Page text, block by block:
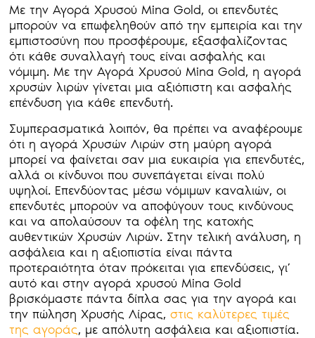
Με την Αγορά Χρυσού Mina Gold, οι επενδυτές
μπορούν να επωφεληθούν από την εμπειρία και την
εμπιστοσύνη που προσφέρουμε, εξασφαλίζοντας
ότι κάθε συναλλαγή τους είναι ασφαλής και
νόμιμη. Με την Αγορά Χρυσού Mina Gold, η αγορά
χρυσών λιρών γίνεται μια αξιόπιστη και ασφαλής
επένδυση για κάθε επενδυτή.
Συμπερασματικά λοιπόν, θα πρέπει να αναφέρουμε
ότι η αγορά Χρυσών Λιρών στη μαύρη αγορά
μπορεί να φαίνεται σαν μια ευκαιρία για επενδυτές,
αλλά οι κίνδυνοι που συνεπάγεται είναι πολύ
υψηλοί. Επενδύοντας μέσω νόμιμων καναλιών, οι
επενδυτές μπορούν να αποφύγουν τους κινδύνους
και να απολαύσουν τα οφέλη της κατοχής
αυθεντικών Χρυσών Λιρών. Στην τελική ανάλυση, η
ασφάλεια και η αξιοπιστία είναι πάντα
προτεραιότητα όταν πρόκειται για επενδύσεις, γι’
αυτό και στην αγορά χρυσού Mina Gold
βρισκόμαστε πάντα δίπλα σας για την αγορά και
την πώληση Χρυσής Λίρας,στις καλύτερες τιμές
της αγοράς, με απόλυτη ασφάλεια και αξιοπιστία.